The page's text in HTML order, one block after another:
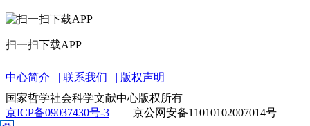
扫一扫下载APP
中心简介 联系我们
版权声明
国家哲学社会科学文献中心版权所有
京ICP备09037430号-3
京公网安备11010102007014号